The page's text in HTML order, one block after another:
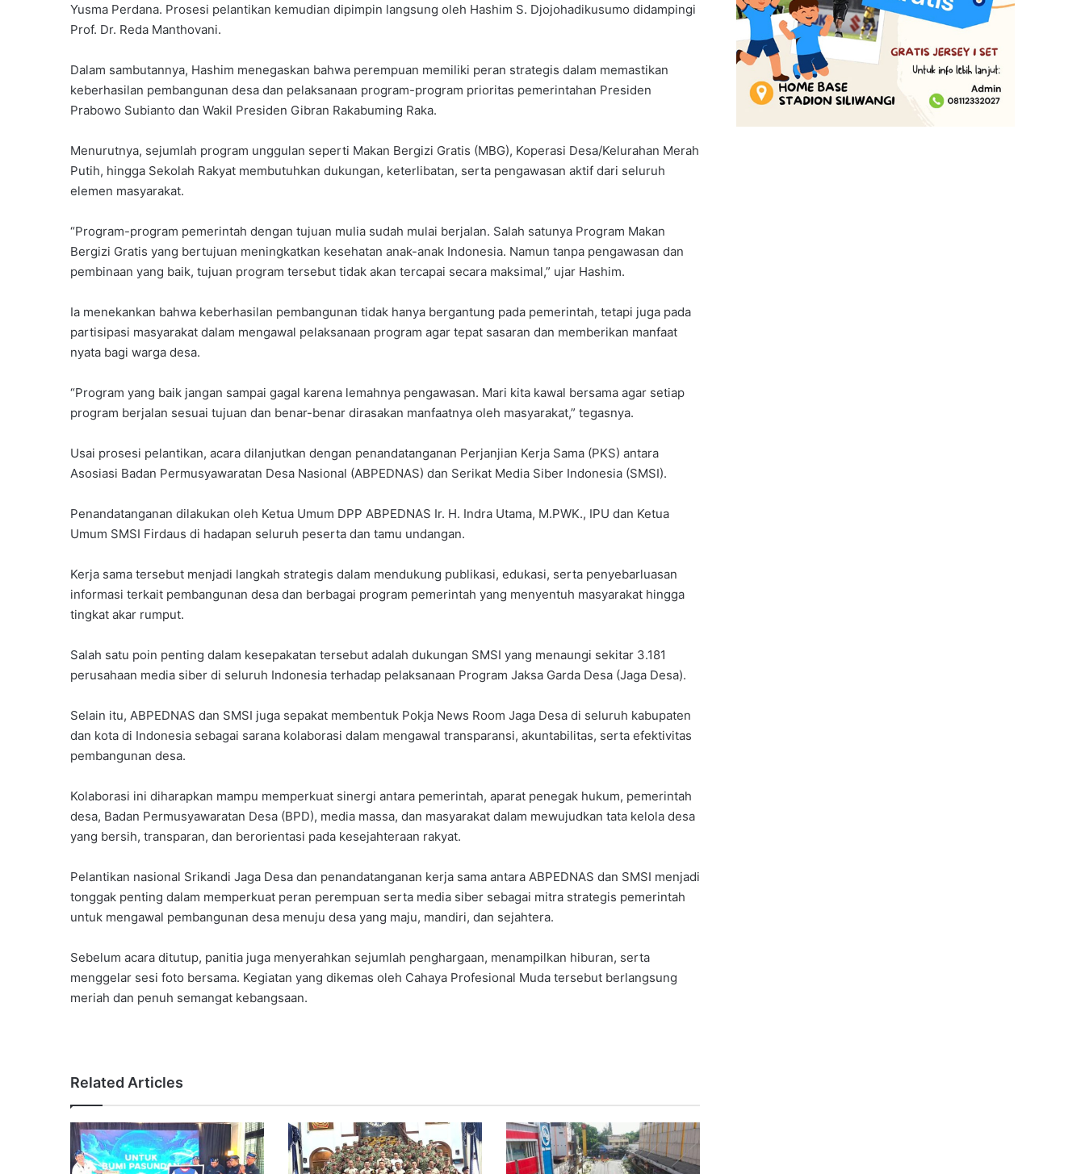
Yusma Perdana. Prosesi pelantikan kemudian dipimpin langsung oleh Hashim S. Djojohadikusumo didampingi
Prof. Dr. Reda Manthovani.
Dalam sambutannya, Hashim menegaskan bahwa perempuan memiliki peran strategis dalam memastikan
keberhasilan pembangunan desa dan pelaksanaan program-program prioritas pemerintahan Presiden
Prabowo Subianto dan Wakil Presiden Gibran Rakabuming Raka.
Menurutnya, sejumlah program unggulan seperti Makan Bergizi Gratis (MBG), Koperasi Desa/Kelurahan Merah
Putih, hingga Sekolah Rakyat membutuhkan dukungan, keterlibatan, serta pengawasan aktif dari seluruh
elemen masyarakat.
“Program-program pemerintah dengan tujuan mulia sudah mulai berjalan. Salah satunya Program Makan
Bergizi Gratis yang bertujuan meningkatkan kesehatan anak-anak Indonesia. Namun tanpa pengawasan dan
pembinaan yang baik, tujuan program tersebut tidak akan tercapai secara maksimal,” ujar Hashim.
Ia menekankan bahwa keberhasilan pembangunan tidak hanya bergantung pada pemerintah, tetapi juga pada
partisipasi masyarakat dalam mengawal pelaksanaan program agar tepat sasaran dan memberikan manfaat
nyata bagi warga desa.
“Program yang baik jangan sampai gagal karena lemahnya pengawasan. Mari kita kawal bersama agar setiap
program berjalan sesuai tujuan dan benar-benar dirasakan manfaatnya oleh masyarakat,” tegasnya.
Usai prosesi pelantikan, acara dilanjutkan dengan penandatanganan Perjanjian Kerja Sama (PKS) antara
Asosiasi Badan Permusyawaratan Desa Nasional (ABPEDNAS) dan Serikat Media Siber Indonesia (SMSI).
Penandatanganan dilakukan oleh Ketua Umum DPP ABPEDNAS Ir. H. Indra Utama, M.PWK., IPU dan Ketua
Umum SMSI Firdaus di hadapan seluruh peserta dan tamu undangan.
Kerja sama tersebut menjadi langkah strategis dalam mendukung publikasi, edukasi, serta penyebarluasan
informasi terkait pembangunan desa dan berbagai program pemerintah yang menyentuh masyarakat hingga
tingkat akar rumput.
Salah satu poin penting dalam kesepakatan tersebut adalah dukungan SMSI yang menaungi sekitar 3.181
perusahaan media siber di seluruh Indonesia terhadap pelaksanaan Program Jaksa Garda Desa (Jaga Desa).
Selain itu, ABPEDNAS dan SMSI juga sepakat membentuk Pokja News Room Jaga Desa di seluruh kabupaten
dan kota di Indonesia sebagai sarana kolaborasi dalam mengawal transparansi, akuntabilitas, serta efektivitas
pembangunan desa.
Kolaborasi ini diharapkan mampu memperkuat sinergi antara pemerintah, aparat penegak hukum, pemerintah
desa, Badan Permusyawaratan Desa (BPD), media massa, dan masyarakat dalam mewujudkan tata kelola desa
yang bersih, transparan, dan berorientasi pada kesejahteraan rakyat.
Pelantikan nasional Srikandi Jaga Desa dan penandatanganan kerja sama antara ABPEDNAS dan SMSI menjadi
tonggak penting dalam memperkuat peran perempuan serta media siber sebagai mitra strategis pemerintah
untuk mengawal pembangunan desa menuju desa yang maju, mandiri, dan sejahtera.
Sebelum acara ditutup, panitia juga menyerahkan sejumlah penghargaan, menampilkan hiburan, serta
menggelar sesi foto bersama. Kegiatan yang dikemas oleh Cahaya Profesional Muda tersebut berlangsung
meriah dan penuh semangat kebangsaan.
Related Articles